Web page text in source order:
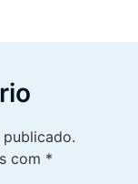
com *